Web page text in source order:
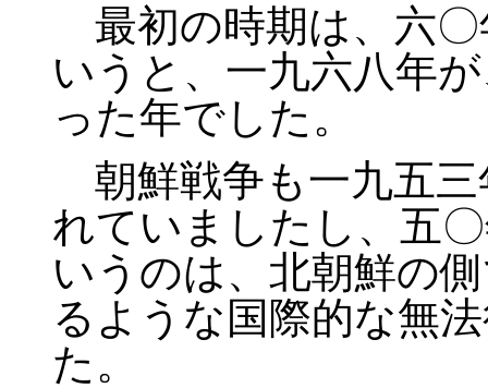
最初の時期は、六
いうと、一九六八年
った年でした。
朝鮮戦争も一九五三
れていましたし、五
いうのは、北朝鮮の
るような国際的な無
た。